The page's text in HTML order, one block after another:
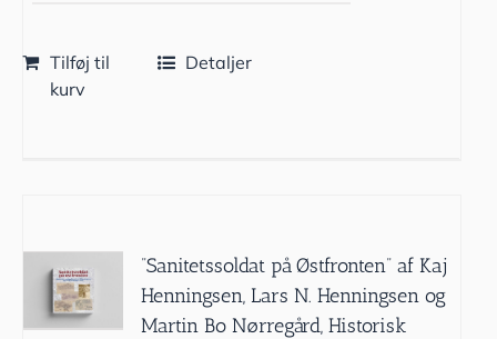
Tilføj til
kurv
Detaljer
”Sanitetssoldat på Østfronten” af Kaj
Henningsen, Lars N. Henningsen og
Martin Bo Nørregård, Historisk